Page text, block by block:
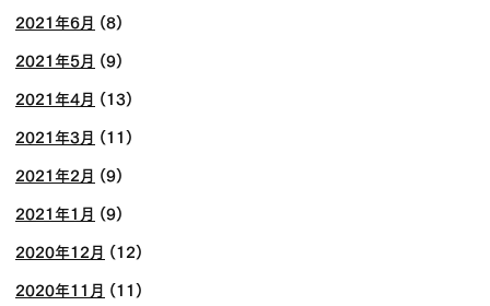
2021年6月 (8)
2021年5月 (9)
2021年4月 (13)
2021年3月 (11)
2021年2月 (9)
2021年1月 (9)
2020年12月 (12)
2020年11月 (11)